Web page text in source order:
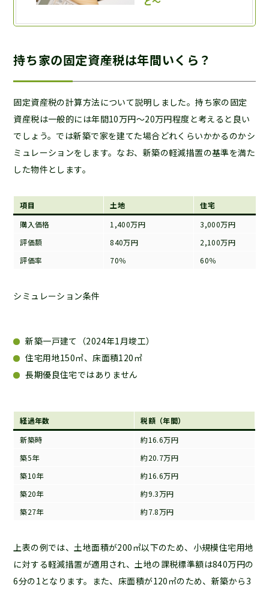
持ち家の固定資産税は年間いくら？
固定資産税の計算方法について説明しました。持ち家の固定
資産税は一般的には年間10万円～20万円程度と考えると良い
でしょう。では新築で家を建てた場合どれくらいかかるのかシ
ミュレーションをします。なお、新築の軽減措置の基準を満た
した物件とします。
項目 土地
住宅
購入価格
1,400万円
3,000万円
評価額
840万円
2,100万円
評価率
70％ 60％
シミュレーション条件
新築一戸建て（2024年1月竣工）
住宅用地150㎡、床面積120㎡
長期優良住宅ではありません
経過年数
税額（年間）
新築時
約16.6万円
築5年
約20.7万円
築10年
約16.6万円
築20年
約9.3万円
築27年
約7.8万円
上表の例では、土地面積が200㎡以下のため、小規模住宅用地
に対する軽減措置が適用され、土地の課税標準額は840万円の
6分の1となります。また、床面積が120㎡のため、新築から3